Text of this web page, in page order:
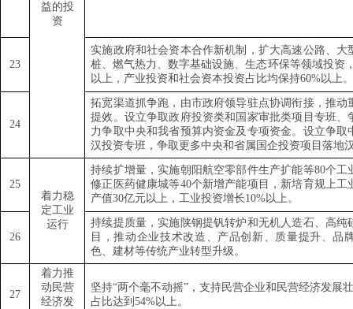
益的投
资
23
实施政府和社会资本合作新机制，扩大高速公路、大
桩、燃气热力、数字基础设施、生态环保等领域投资
以上，产业投资和社会资本投资占比均保持60%以上
24
拓宽渠道抓争跑，由市政府领导驻点协调衔接，推动
提效。设立争取政府投资类和国家审批类项目专班、
力争取中央和我省预算内资金及专项资金。设立争取
汉投资专班，争取更多中央和省属国企投资项目落地
25
着力稳
定工业
运行
持续扩增量，实施朝阳航空零部件生产扩能等80个工
修正医药健康城等40个新增产能项目，新培育规上工
产值30亿元以上，工业投资增长10%以上。
26
持续提质量，实施陕钢提钒转炉和无机人造石、高纯
目，推动企业技术改造、产品创新、质量提升、品
色、建材等传统产业转型升级。
27
着力推
动民营
经济发
坚持“两个毫不动摇” ，支持民营企业和民营经济发展
占比达到54%以上。